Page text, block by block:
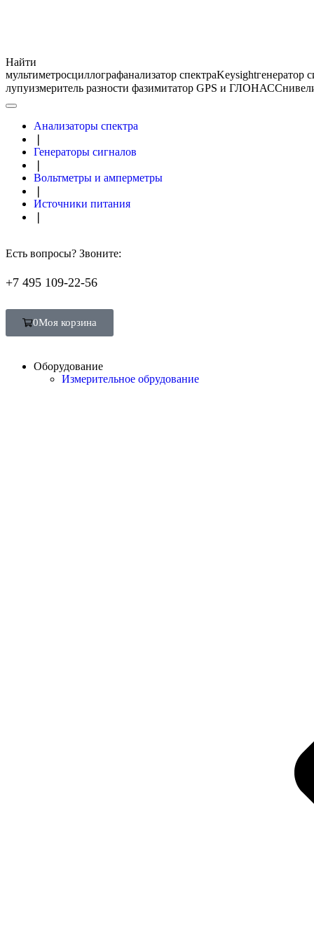
Найти
мультиметросциллографанализатор спектраKeysightгенератор
лупуизмеритель разности фазимитатор GPS и ГЛОНАСС
Анализаторы спектра
Генераторы сигналов
Вольтметры и амперметры
Источники питания
Есть вопросы? Звоните:
+7 495 109-22-56
0Моя корзина
Оборудование
Измерительное обрудование